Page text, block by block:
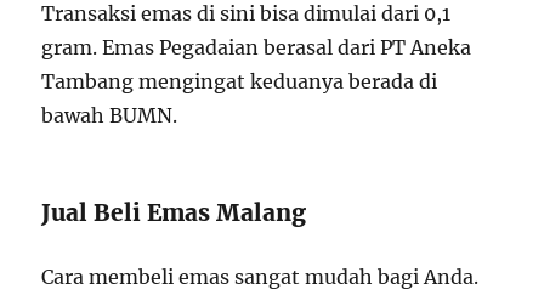
Transaksi emas di sini bisa dimulai dari 0,1
gram. Emas Pegadaian berasal dari PT Aneka
Tambang mengingat keduanya berada di
bawah BUMN.
Jual Beli Emas Malang
Cara membeli emas sangat mudah bagi Anda.